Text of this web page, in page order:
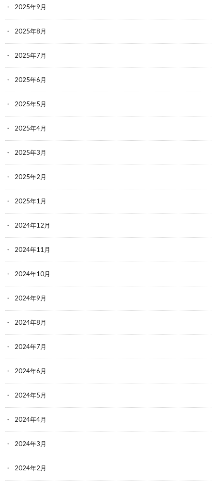
2025年9月
2025年8月
2025年7月
2025年6月
2025年5月
2025年4月
2025年3月
2025年2月
2025年1月
2024年12月
2024年11月
2024年10月
2024年9月
2024年8月
2024年7月
2024年6月
2024年5月
2024年4月
2024年3月
2024年2月